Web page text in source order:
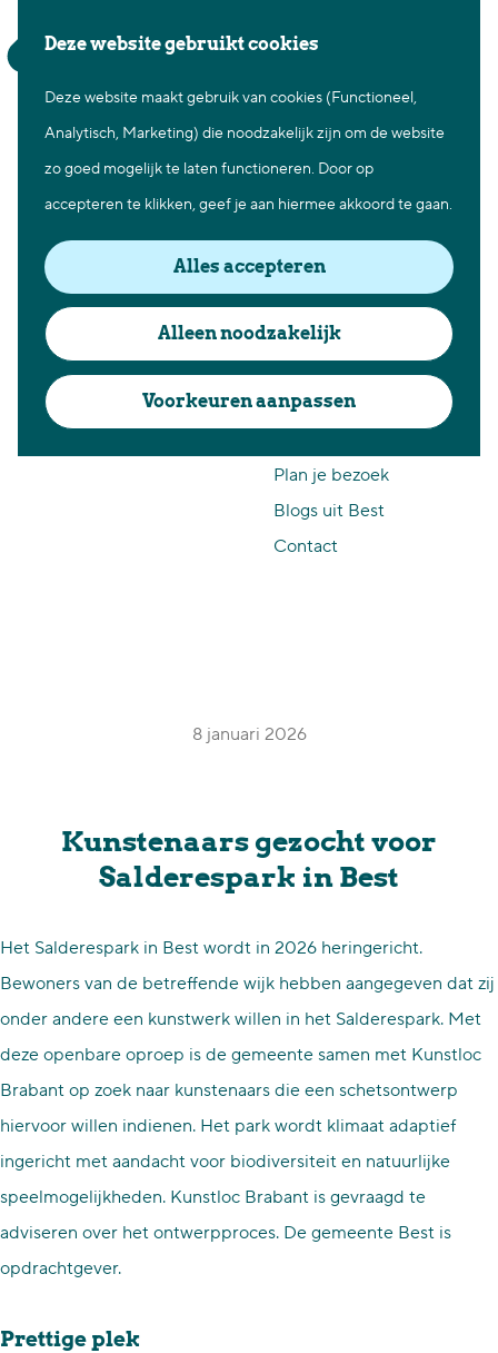
Deze website gebruikt cookies
Deze website maakt gebruik van cookies (Functioneel,
Analytisch, Marketing) die noodzakelijk zijn om de website
zo goed mogelijk te laten functioneren. Door op
accepteren te klikken, geef je aan hiermee akkoord te gaan.
Alles accepteren
Alleen noodzakelijk
Voorkeuren aanpassen
Z
e
k
e
n
K
a
r
t
e
n
u
Fietsen in Best
Over Best
Cadeaubon Best
Ons populierenverleden
Voor ondernemers en
Plan je bezoek
Blogs uit Best
Contact
Salderespark in Best
8 januari 2026
Kunstenaars gezocht voor
Salderespark in Best
Het Salderespark in Best wordt in 2026 heringericht.
Bewoners van de betreffende wijk hebben aangegeven dat zij
onder andere een kunstwerk willen in het Salderespark. Met
deze openbare oproep is de gemeente samen met Kunstloc
Brabant op zoek naar kunstenaars die een schetsontwerp
hiervoor willen indienen. Het park wordt klimaat adaptief
ingericht met aandacht voor biodiversiteit en natuurlijke
speelmogelijkheden. Kunstloc Brabant is gevraagd te
adviseren over het ontwerpproces. De gemeente Best is
opdrachtgever.
Prettige plek